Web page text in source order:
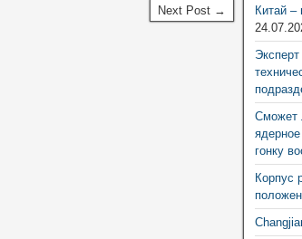
Next Post →
Китай –
Сможет
гонку
Корпус